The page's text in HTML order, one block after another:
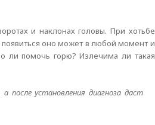
и наклонах головы. При хотьбе
появиться оно может в любой момент и
ли помочь горю? Излечима ли такая
после установления диагноза даст